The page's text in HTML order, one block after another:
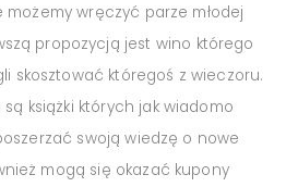
wręczyć parze młodej
propozycją jest wino którego
skosztować któregoś z wieczoru.
książki których jak wiadomo
swoją wiedzę o nowe
mogą się okazać kupony